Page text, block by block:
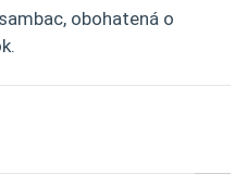
obohatená o